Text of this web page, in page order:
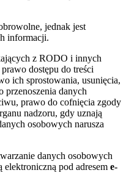
jednak jest
informacji.
z RODO i innych
dostępu do treści
ich sprostowania, usunięcia,
przenoszenia danych
prawo do cofnięcia zgody
nadzoru, gdy uznają
osobowych narusza
danych osobowych
pod adresem e-